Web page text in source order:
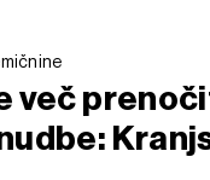
več